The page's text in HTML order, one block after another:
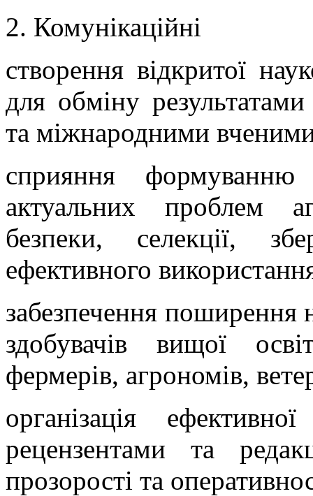
2. Комунікаційні
створення відкритої
для обміну
та міжнародними
сприяння формуванню
актуальних проблем
безпеки, селекції,
ефективного
забезпечення поширення
здобувачів вищої
фермерів, агрономів,
організація
рецензентами та
прозорості та